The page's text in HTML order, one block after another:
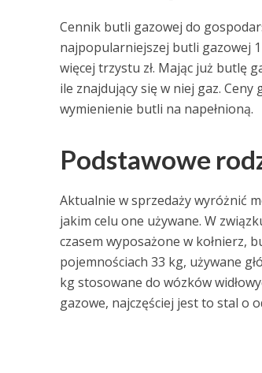
Cennik butli gazowej do
najpopularniejszej butli gazowej
więcej trzystu zł. Mając już butlę
ile znajdujący się w niej gaz.
wymienienie butli na napełnioną.
Podstawowe
Aktualnie w sprzedaży wyróżnić
jakim celu one używane. W
czasem wyposażone w kołnierz,
pojemnościach 33 kg, używane
kg stosowane do wózków
gazowe, najczęściej jest to stal o